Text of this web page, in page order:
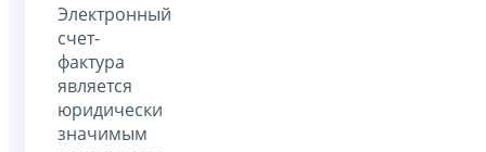
Электронный
счет-
фактура
является
юридически
значимым